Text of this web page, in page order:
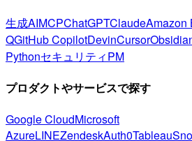
生成AIMCPChatGPTClaudeAmazon
QGitHub CopilotDevinCursor
PythonセキュリティPM
プロダクトやサービスで探す
Google CloudMicrosoft
AzureLINEZendeskAuth0Tableau